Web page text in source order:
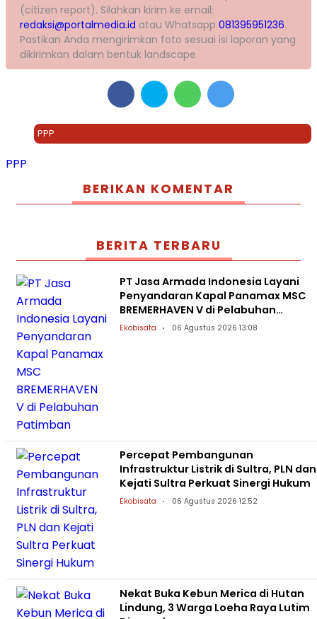
(citizen report). Silahkan kirim ke email:
redaksi@portalmedia.id atau Whatsapp 081395951236.
Pastikan Anda mengirimkan foto sesuai isi laporan yang
dikirimkan dalam bentuk landscape
PPP
PPP
BERIKAN KOMENTAR
BERITA TERBARU
PT Jasa Armada Indonesia Layani
Penyandaran Kapal Panamax MSC
BREMERHAVEN V di Pelabuhan
Patimban
Ekobisata 06 Agustus 2026 13:08
Percepat Pembangunan
Infrastruktur Listrik di Sultra, PLN dan
Kejati Sultra Perkuat Sinergi Hukum
Ekobisata 06 Agustus 2026 12:52
Nekat Buka Kebun Merica di Hutan
Lindung, 3 Warga Loeha Raya Lutim